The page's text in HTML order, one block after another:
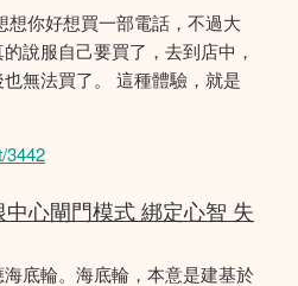
想你好想買一部電話，不過大
說服自己要買了，去到店中，
無法買了。 這種體驗，就是
3442
心閘門模式 綁定心智 失
底輪。海底輪，本意是建基於